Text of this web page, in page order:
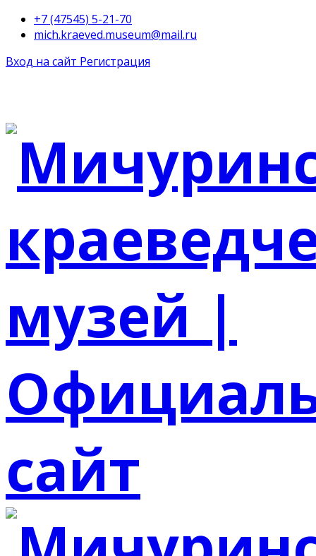
+7 (47545) 5-21-70
mich.kraeved.museum@mail.ru
Вход на сайт Регистрация